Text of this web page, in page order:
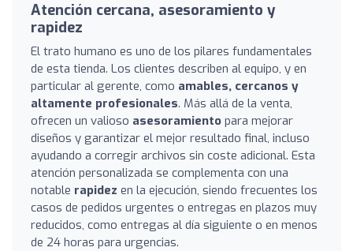
Atención cercana, asesoramiento y
rapidez
El trato humano es uno de los pilares fundamentales
de esta tienda. Los clientes describen al equipo, y en
particular al gerente, como amables, cercanos y
altamente profesionales. Más allá de la venta,
ofrecen un valioso asesoramiento para mejorar
diseños y garantizar el mejor resultado final, incluso
ayudando a corregir archivos sin coste adicional. Esta
atención personalizada se complementa con una
notable rapidez en la ejecución, siendo frecuentes los
casos de pedidos urgentes o entregas en plazos muy
reducidos, como entregas al día siguiente o en menos
de 24 horas para urgencias.